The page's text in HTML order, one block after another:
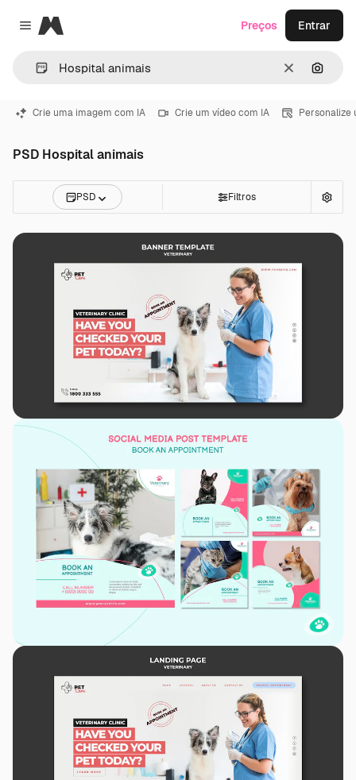
Close menu
Magnific
Limpar
Preços Entrar
Crie uma imagem com IA Crie um vídeo com IA Personalize
PSD Hospital animais
PSD Filtros